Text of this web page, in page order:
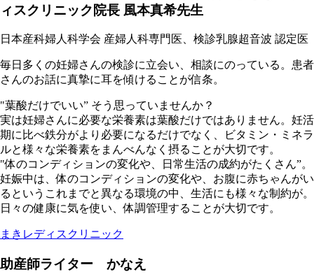
ィスクリニック院長 風本真希先生
日本産科婦人科学会 産婦人科専門医、検診乳腺超音波 認定医
毎日多くの妊婦さんの検診に立会い、相談にのっている。患者
さんのお話に真摯に耳を傾けることが信条。
"葉酸だけでいい” そう思っていませんか？
実は妊婦さんに必要な栄養素は葉酸だけではありません。妊活
期に比べ鉄分がより必要になるだけでなく、ビタミン・ミネラ
ルと様々な栄養素をまんべんなく摂ることが大切です。
"体のコンディションの変化や、日常生活の成約がたくさん”。
妊娠中は、体のコンディションの変化や、お腹に赤ちゃんがい
るというこれまでと異なる環境の中、生活にも様々な制約が。
日々の健康に気を使い、体調管理することが大切です。
まきレディスクリニック
助産師ライター かなえ